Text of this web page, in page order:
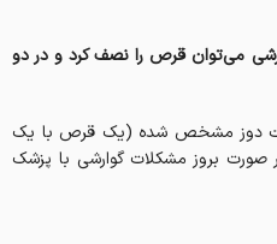
می‌توان قرص را نصف کرد و در دو
دوز مشخص شده (یک قرص با یک
صورت بروز مشکلات گوارشی با پزشک